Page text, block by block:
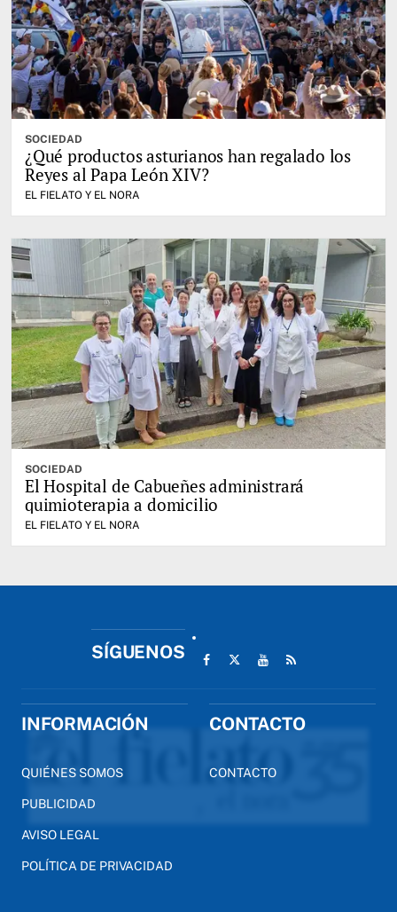
SOCIEDAD
¿Qué productos asturianos han regalado los
Reyes al Papa León XIV?
EL FIELATO Y EL NORA
SOCIEDAD
El Hospital de Cabueñes administrará
quimioterapia a domicilio
EL FIELATO Y EL NORA
SÍGUENOS
INFORMACIÓN
QUIÉNES SOMOS
PUBLICIDAD
AVISO LEGAL
POLÍTICA DE PRIVACIDAD
CONTACTO
CONTACTO